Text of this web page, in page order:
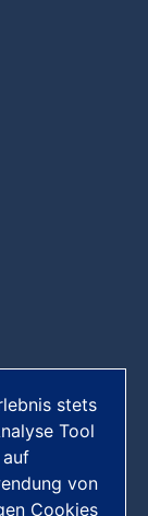
stets
Tool
von
Cookies